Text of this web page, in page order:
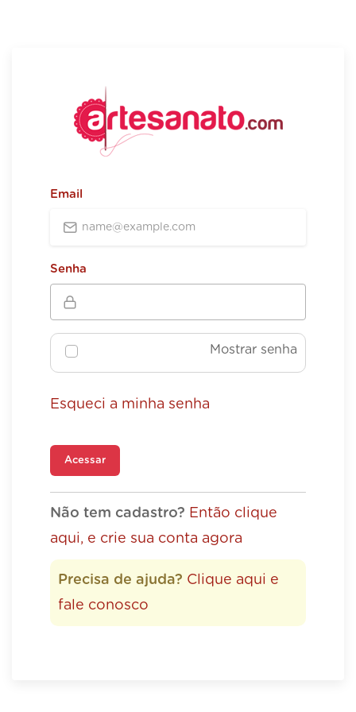
Email
Senha
Mostrar senha
Esqueci a minha senha
Acessar
Não tem cadastro? Então clique
aqui, e crie sua conta agora
Precisa de ajuda? Clique aqui e
fale conosco